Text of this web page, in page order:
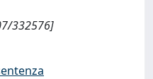
332576]